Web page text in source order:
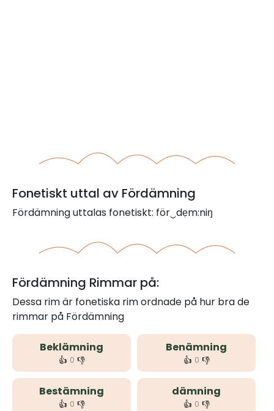
Fonetiskt uttal av Fördämning
Fördämning uttalas fonetiskt: för‿dẹm:niŋ
Fördämning Rimmar på:
Dessa rim är fonetiska rim ordnade på hur bra de
rimmar på Fördämning
Beklämning
👍 0 👎
Benämning
👍 0 👎
Bestämning
👍 0 👎
dämning
👍 0 👎